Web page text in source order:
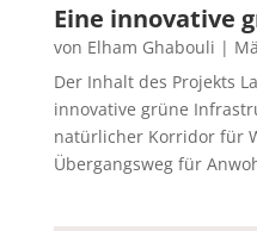
Eine innovative
von Elham Ghabouli |
Der Inhalt des Projekts
innovative grüne
natürlicher Korridor für
Übergangsweg für